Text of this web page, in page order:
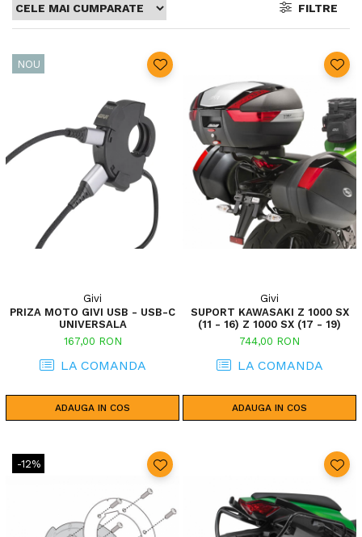
FILTRE
NOU
Givi
PRIZA MOTO GIVI USB - USB-C
UNIVERSALA
167,00 RON
LA COMANDA
ADAUGA IN COS
Givi
SUPORT KAWASAKI Z 1000 SX
(11 - 16) Z 1000 SX (17 - 19)
744,00 RON
LA COMANDA
ADAUGA IN COS
-12%